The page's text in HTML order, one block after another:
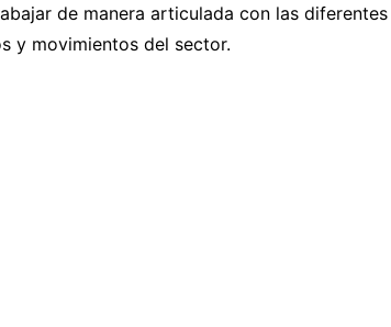
de manera articulada con las diferentes
y movimientos del sector.